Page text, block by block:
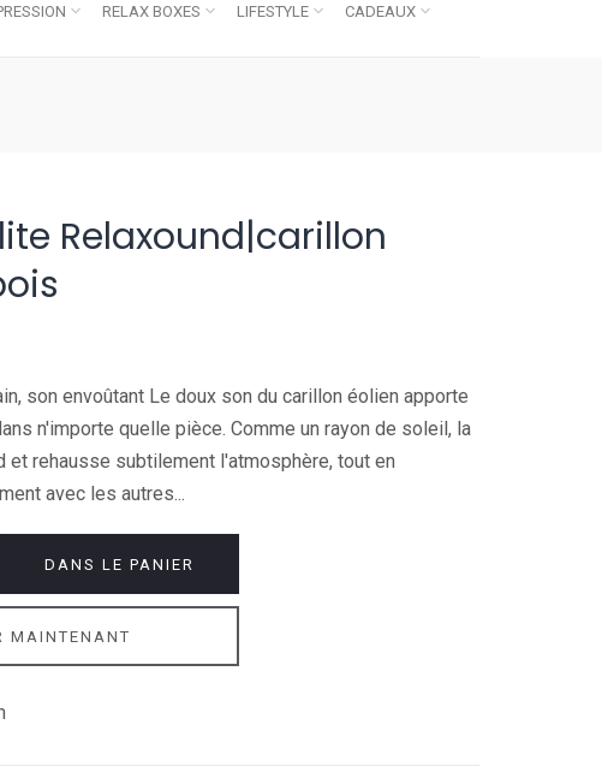
RELAX BOXES LIFESTYLE CADEAUX
Relaxound|carillon
son envoûtant Le doux son du carillon éolien apporte
n'importe quelle pièce. Comme un rayon de soleil, la
et rehausse subtilement l'atmosphère, tout en
avec les autres...
DANS LE PANIER
MAINTENANT